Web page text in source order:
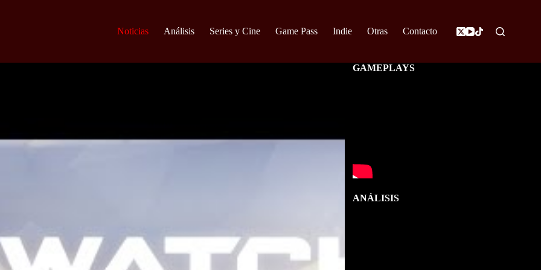
Noticias Análisis Series y Cine Game Pass Indie Otras Contacto
GAMEPLAYS
ANÁLISIS